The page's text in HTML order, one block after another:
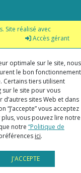
Site réalisé avec
Accès gérant
optimale sur le site, nous
le bon fonctionnement
Certains tiers utilisent
sur le site pour vous
sites Web et dans
vous acceptez
vous pouvez lire notre
notre “Politique de
ici.
J'ACCEPTE